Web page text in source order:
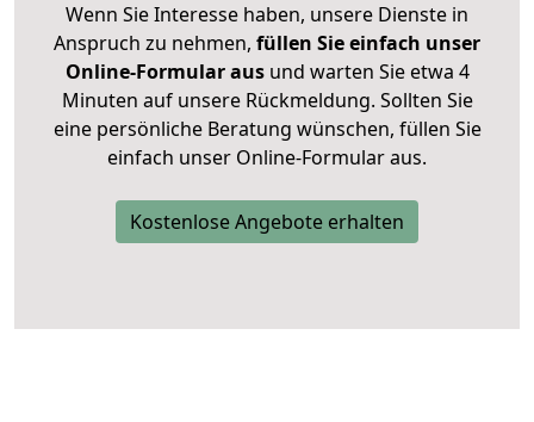
Wenn Sie Interesse haben, unsere Dienste in
Anspruch zu nehmen, füllen Sie einfach unser
Online-Formular ausund warten Sie etwa 4
Minuten auf unsere Rückmeldung. Sollten Sie
eine persönliche Beratung wünschen, füllen Sie
einfach unser Online-Formular aus.
Kostenlose Angebote erhalten